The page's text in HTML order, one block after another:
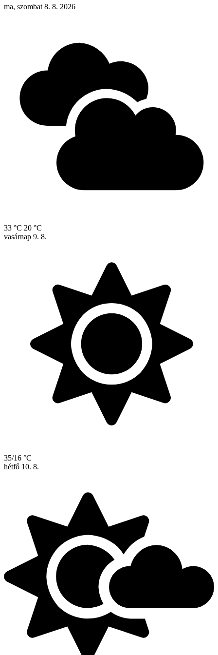
ma, szombat 8. 8. 2026
33 °C 20 °C
vasárnap 9. 8.
35/16 °C
hétfő 10. 8.